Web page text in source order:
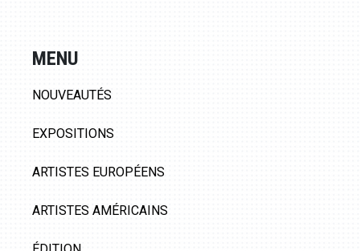
MENU
NOUVEAUTÉS
EXPOSITIONS
ARTISTES EUROPÉENS
ARTISTES AMÉRICAINS